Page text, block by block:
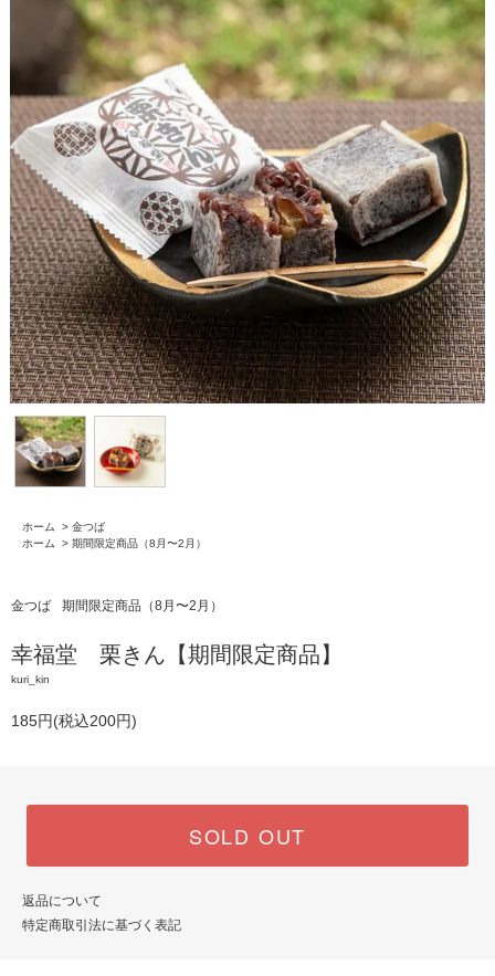
ホーム > 金つば
ホーム
> 期間限定商品（8月〜2月）
金つば 期間限定商品（8月〜2月）
幸福堂 栗きん【期間限定商品】
kuri_kin
185円(税込200円)
SOLD OUT
返品について
特定商取引法に基づく表記